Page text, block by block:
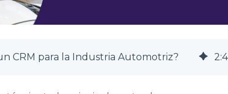
CRM para la Industria Automotriz? 2: